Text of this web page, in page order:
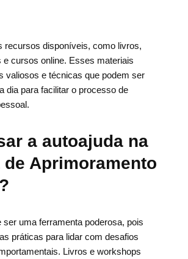
recursos disponíveis, como livros,
e cursos online. Esses materiais
valiosos e técnicas que podem ser
dia para facilitar o processo de
a autoajuda na
Aprimoramento
ser uma ferramenta poderosa, pois
práticas para lidar com desafios
Livros e workshops